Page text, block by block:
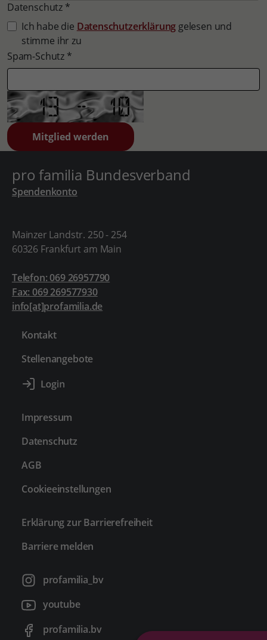
Datenschutz *
Ich habe die Datenschutzerklärung gelesen und
stimme ihr zu
Spam-Schutz *
pro familia Bundesverband
Spendenkonto
Mainzer Landstr. 250 - 254
60326 Frankfurt am Main
Telefon: 069 26957790
Fax: 069 269577930
info[at]profamilia.de
Kontakt
Stellenangebote
Impressum
Datenschutz
AGB
Cookieeinstellungen
Erklärung zur Barrierefreiheit
Barriere melden
profamilia_bv
youtube
profamilia.bv